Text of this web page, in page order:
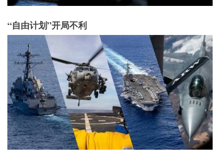
“自由计划”开局不利